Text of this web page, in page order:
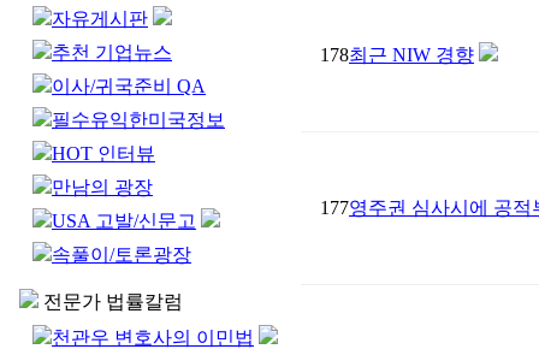
자유게시판
추천 기업뉴스
이사/귀국준비 QA
필수유익한미국정보
HOT 인터뷰
만남의 광장
USA 고발/신문고
속풀이/토론광장
전문가 법률칼럼
천관우 변호사의 이민법
178최근 NIW 경향
177영주권 심사시에 공적